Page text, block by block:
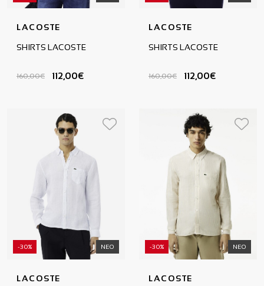
LACOSTE
SHIRTS LACOSTE
160,00€ 112,00€
LACOSTE
SHIRTS LACOSTE
160,00€ 112,00€
ΝΕΟ
-30%
LACOSTE
ΝΕΟ
-30%
LACOSTE